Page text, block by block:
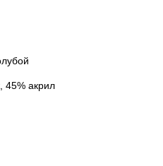
45% акрил